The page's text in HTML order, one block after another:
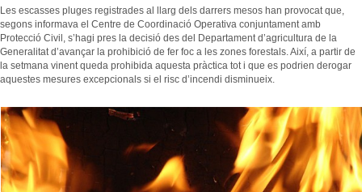
Les escasses pluges registrades al llarg dels darrers mesos han provocat que,
segons informava el Centre de Coordinació Operativa conjuntament amb
Protecció Civil, s’hagi pres la decisió des del Departament d’agricultura de la
Generalitat d’avançar la prohibició de fer foc a les zones forestals. Així, a partir de
la setmana vinent queda prohibida aquesta pràctica tot i que es podrien derogar
aquestes mesures excepcionals si el risc d’incendi disminueix.